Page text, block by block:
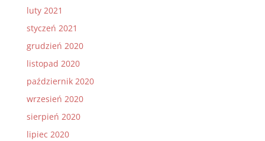
luty 2021
styczeń 2021
grudzień 2020
listopad 2020
październik 2020
wrzesień 2020
sierpień 2020
lipiec 2020